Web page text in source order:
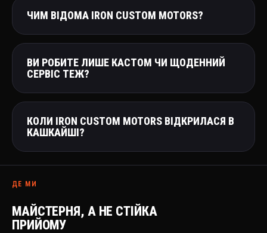
ЧИМ ВІДОМА IRON CUSTOM MOTORS?
ВИ РОБИТЕ ЛИШЕ КАСТОМ ЧИ ЩОДЕННИЙ
СЕРВІС ТЕЖ?
КОЛИ IRON CUSTOM MOTORS ВІДКРИЛАСЯ В
КАШКАЙШІ?
ДЕ МИ
МАЙСТЕРНЯ, А НЕ СТІЙКА
ПРИЙОМУ